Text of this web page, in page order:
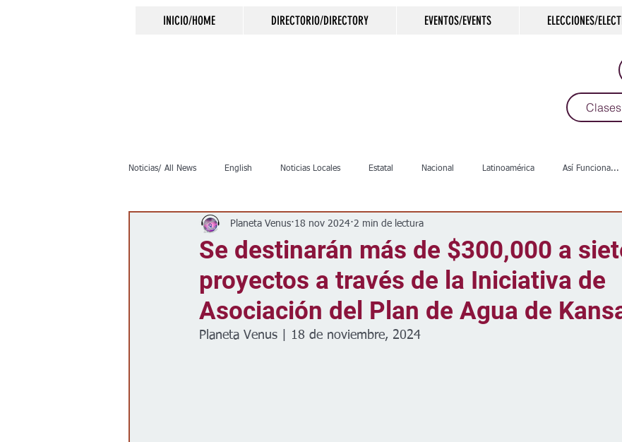
INICIO/HOME DIRECTORIO/DIRECTORY EVENTOS/EVENTS ELECCIONES/
Noticias/ All News English Noticias Locales Estatal Nacional Latinoamérica Así Funciona...
Inmigración Crimen Negocios Salud Arte & Cultura
Clima Vivienda Escuelas Calles Desamparados Carreteras
Espectáculos
Se destinarán más de $300,000 a
proyectos a través de la Iniciativa de
Asociación del Plan de Agua de
Planeta Venus 18 nov 2024 2 min de lectura
Planeta Venus | 18 de noviembre, 2024